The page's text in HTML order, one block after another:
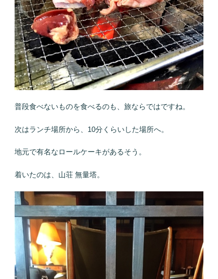
普段食べないものを食べるのも、旅ならではですね。
次はランチ場所から、10分くらいした場所へ。
地元で有名なロールケーキがあるそう。
着いたのは、山荘 無量塔。